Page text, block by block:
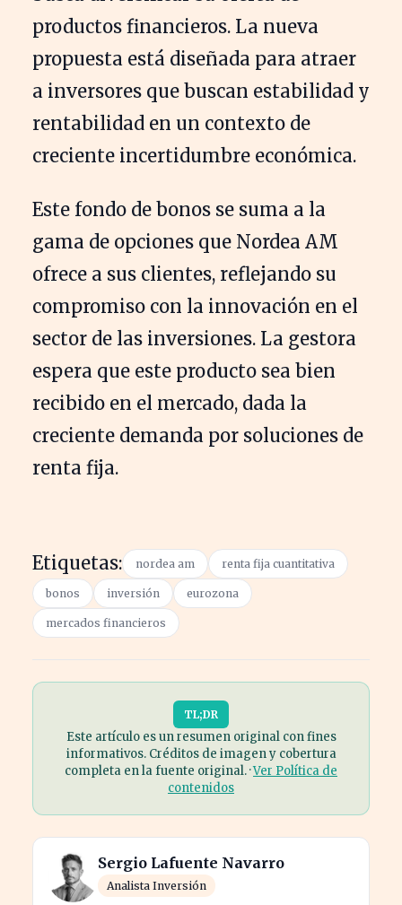
productos financieros. La nueva
propuesta está diseñada para atraer
a inversores que buscan estabilidad y
rentabilidad en un contexto de
creciente incertidumbre económica.
Este fondo de bonos se suma a la
gama de opciones que Nordea AM
ofrece a sus clientes, reflejando su
compromiso con la innovación en el
sector de las inversiones. La gestora
espera que este producto sea bien
recibido en el mercado, dada la
creciente demanda por soluciones de
renta fija.
Etiquetas: nordea am renta fija cuantitativa
bonos inversión eurozona
mercados financieros
TL;DR
Este artículo es un resumen original con fines
informativos. Créditos de imagen y cobertura
completa en la fuente original. ·Ver Política de
contenidos
Sergio Lafuente Navarro
Analista Inversión